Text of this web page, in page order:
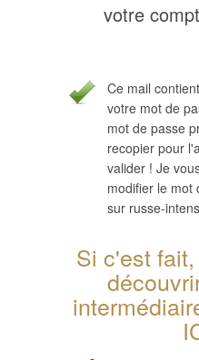
votre
Ce mail
votre mot de
mot de passe
recopier pour
valider ! Je
modifier le mot
sur russe-
Si c'est